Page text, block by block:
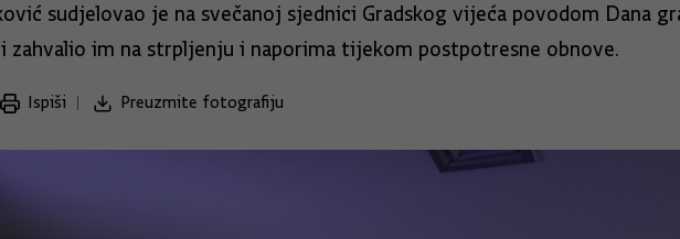
sudjelovao je na svečanoj sjednici Gradskog vijeća povodom Dana
i zahvalio im na strpljenju i naporima tijekom postpotresne obnove.
Ispiši Preuzmite fotografiju